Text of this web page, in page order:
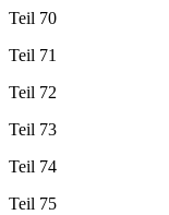
Teil 70
Teil 71
Teil 72
Teil 73
Teil 74
Teil 75